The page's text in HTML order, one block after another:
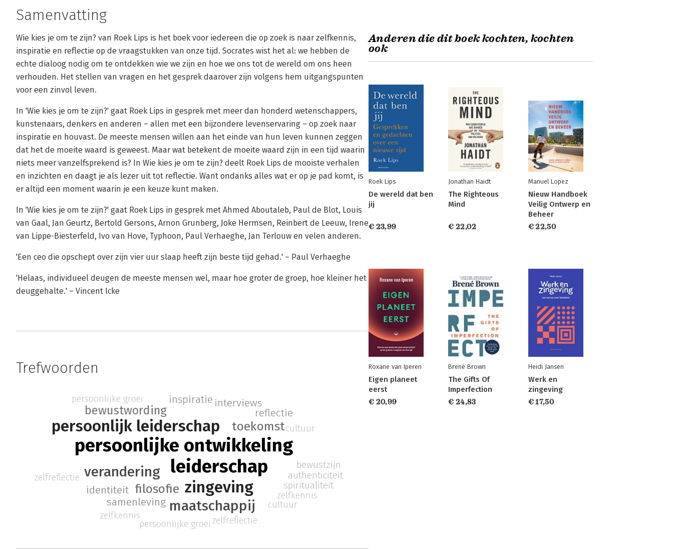
Samenvatting
Wie kies je om te zijn? van Roek Lips is het boek voor iedereen die op zoek is naar zelfkennis,
inspiratie en reflectie op de vraagstukken van onze tijd. Socrates wist het al: we hebben de
echte dialoog nodig om te ontdekken wie we zijn en hoe we ons tot de wereld om ons heen
verhouden. Het stellen van vragen en het gesprek daarover zijn volgens hem uitgangspunten
voor een zinvol leven.
In 'Wie kies je om te zijn?' gaat Roek Lips in gesprek met meer dan honderd wetenschappers,
kunstenaars, denkers en anderen – allen met een bijzondere levenservaring – op zoek naar
inspiratie en houvast. De meeste mensen willen aan het einde van hun leven kunnen zeggen
dat het de moeite waard is geweest. Maar wat betekent de moeite waard zijn in een tijd waarin
niets meer vanzelfsprekend is? In Wie kies je om te zijn? deelt Roek Lips de mooiste verhalen
en inzichten en daagt je als lezer uit tot reflectie. Want ondanks alles wat er op je pad komt, is
er altijd een moment waarin je een keuze kunt maken.
In 'Wie kies je om te zijn?' gaat Roek Lips in gesprek met Ahmed Aboutaleb, Paul de Blot, Louis
van Gaal, Jan Geurtz, Bertold Gersons, Arnon Grunberg, Joke Hermsen, Reinbert de Leeuw, Irene
van Lippe-Biesterfeld, Ivo van Hove, Typhoon, Paul Verhaeghe, Jan Terlouw en velen anderen.
'Een ceo die opschept over zijn vier uur slaap heeft zijn beste tijd gehad.' – Paul Verhaeghe
'Helaas, individueel deugen de meeste mensen wel, maar hoe groter de groep, hoe kleiner het
deuggehalte.' – Vincent Icke
Trefwoorden
persoonlijke ontwikkeling
leiderschap
zingeving
persoonlijk leiderschap
verandering
maatschappij
filosofie
toekomst
bewustwording
samenleving
identiteit
inspiratie interviews
reflectie
bewustzijn
authenticiteit
spiritualiteit
cultuur
zelfkennis
zelfreflectie
persoonlijke groei
cultuur
zelfkennis
zelfreflectie
persoonlijke groei
Anderen die dit boek kochten, kochten
ook
Roek Lips
De wereld dat ben
jij
€ 23,99
Jonathan Haidt
The Righteous
Mind
€ 22,02
Manuel Lopez
Nieuw Handboek
Veilig Ontwerp en
Beheer
€ 22,50
Roxane van Iperen
Eigen planeet
eerst
€ 20,99
Brené Brown
The Gifts Of
Imperfection
€ 24,83
Heidi Jansen
Werk en
zingeving
€ 17,50